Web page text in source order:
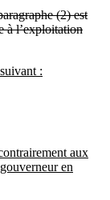
(2) est
à l’exploitation
:
aux
en